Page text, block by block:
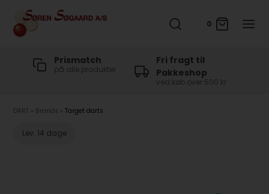
0
Prismatch
på alle produkter
Fri fragt til
Pakkeshop
ved køb over 500 kr
DART Brands »Target darts
Lev. 14 dage